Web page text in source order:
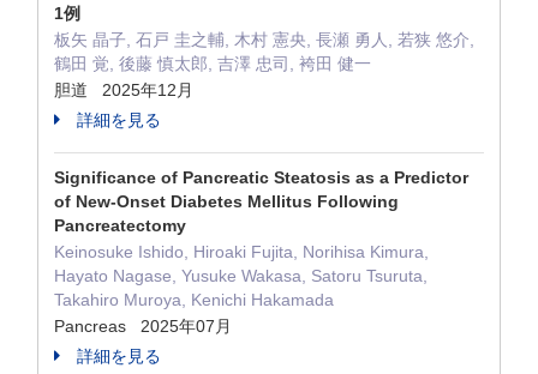
1例
板矢 晶子, 石戸 圭之輔, 木村 憲央, 長瀬 勇人, 若狭 悠介,
鶴田 覚, 後藤 慎太郎, 吉澤 忠司, 袴田 健一
胆道 2025年12月
詳細を見る
Significance of Pancreatic Steatosis as a Predictor
of New-Onset Diabetes Mellitus Following
Pancreatectomy
Keinosuke Ishido, Hiroaki Fujita, Norihisa Kimura,
Hayato Nagase, Yusuke Wakasa, Satoru Tsuruta,
Takahiro Muroya, Kenichi Hakamada
Pancreas 2025年07月
詳細を見る